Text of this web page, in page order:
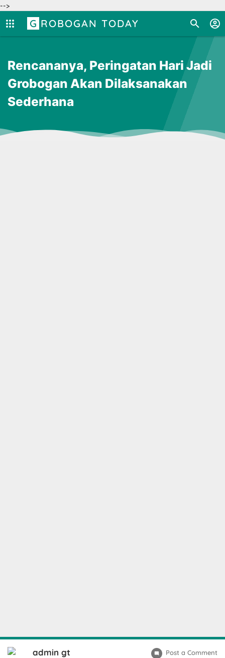
-->
GROBOGAN TODAY
Rencananya, Peringatan Hari Jadi
Grobogan Akan Dilaksanakan
Sederhana
admin gt Post a Comment